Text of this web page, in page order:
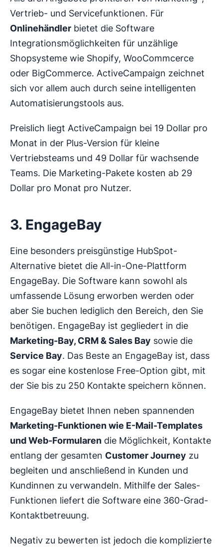
Vertrieb- und Servicefunktionen. Für
Onlinehändler bietet die Software
Integrationsmöglichkeiten für unzählige
Shopsysteme wie Shopify, WooCommcerce
oder BigCommerce. ActiveCampaign zeichnet
sich vor allem auch durch seine intelligenten
Automatisierungstools aus.
Preislich liegt ActiveCampaign bei 19 Dollar pro
Monat in der Plus-Version für kleine
Vertriebsteams und 49 Dollar für wachsende
Teams. Die Marketing-Pakete kosten ab 29
Dollar pro Monat pro Nutzer.
3. EngageBay
Eine besonders preisgünstige HubSpot-
Alternative bietet die All-in-One-Plattform
EngageBay. Die Software kann sowohl als
umfassende Lösung erworben werden oder
aber Sie buchen lediglich den Bereich, den Sie
benötigen. EngageBay ist gegliedert in die
Marketing-Bay, CRM & Sales Bay sowie die
Service Bay. Das Beste an EngageBay ist, dass
es sogar eine kostenlose Free-Option gibt, mit
der Sie bis zu 250 Kontakte speichern können.
EngageBay bietet Ihnen neben spannenden
Marketing-Funktionen wie E-Mail-Templates
und Web-Formularen die Möglichkeit, Kontakte
entlang der gesamten Customer Journey zu
begleiten und anschließend in Kunden und
Kundinnen zu verwandeln. Mithilfe der Sales-
Funktionen liefert die Software eine 360-Grad-
Kontaktbetreuung.
Negativ zu bewerten ist jedoch die komplizierte